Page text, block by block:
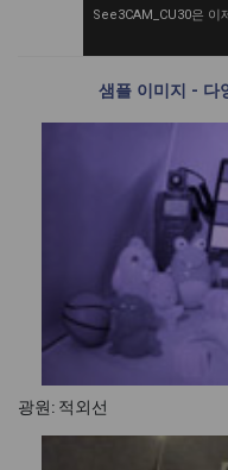
See3CAM_CU30은
샘플 이미지 - 다
광원: 적외선